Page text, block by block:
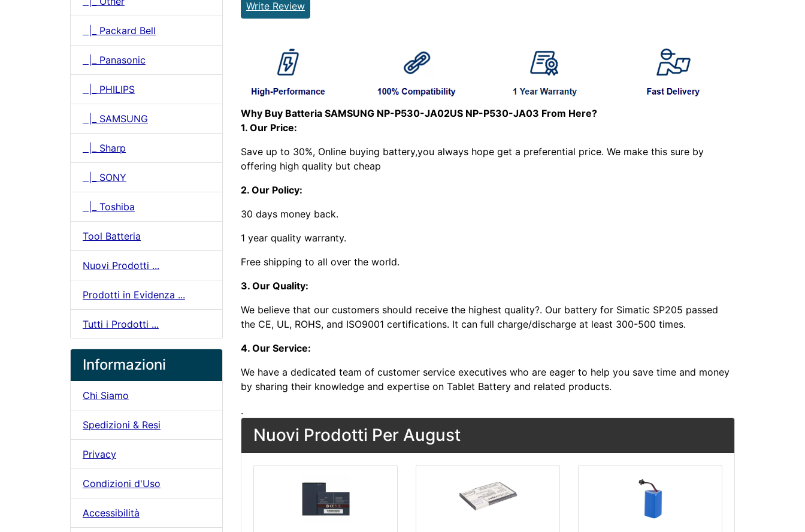
|_ Packard Bell
|_ Panasonic
|_ PHILIPS
|_ SAMSUNG
|_ Sharp
|_ SONY
|_ Toshiba
Tool Batteria
Nuovi Prodotti ...
Prodotti in Evidenza ...
Tutti i Prodotti ...
Informazioni
Chi Siamo
Spedizioni & Resi
Privacy
Condizioni d'Uso
Accessibilità
Write Review
Why Buy Batteria SAMSUNG NP-P530-JA02US NP-P530-JA03 From Here?
1. Our Price:
Save up to 30%, Online buying battery,you always hope get a preferential price. We make this sure by
offering high quality but cheap
2. Our Policy:
30 days money back.
1 year quality warranty.
Free shipping to all over the world.
3. Our Quality:
We believe that our customers should receive the highest quality?. Our battery for Simatic SP205 passed
the CE, UL, ROHS, and ISO9001 certifications. It can full charge/discharge at least 300-500 times.
4. Our Service:
We have a dedicated team of customer service executives who are eager to help you save time and money
by sharing their knowledge and expertise on Tablet Battery and related products.
.
Nuovi Prodotti Per August